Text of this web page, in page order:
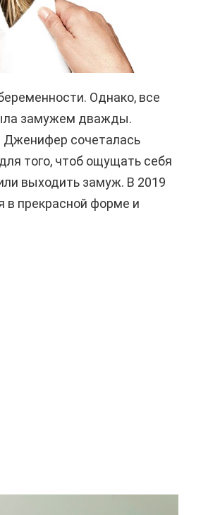
Однако, все
замужем дважды.
Дженифер сочеталась
того, чтоб ощущать себя
выходить замуж. В 2019
в прекрасной форме и